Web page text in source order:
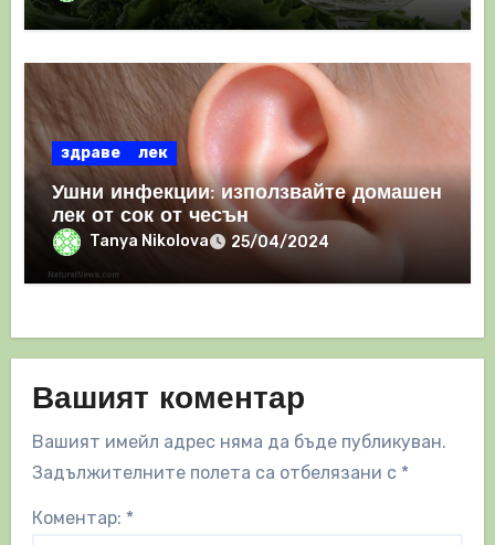
здраве лек
Ушни инфекции: използвайте домашен
лек от сок от чесън
Tanya Nikolova 25/04/2024
Вашият коментар
Вашият имейл адрес няма да бъде публикуван.
Задължителните полета са отбелязани с *
Коментар: *